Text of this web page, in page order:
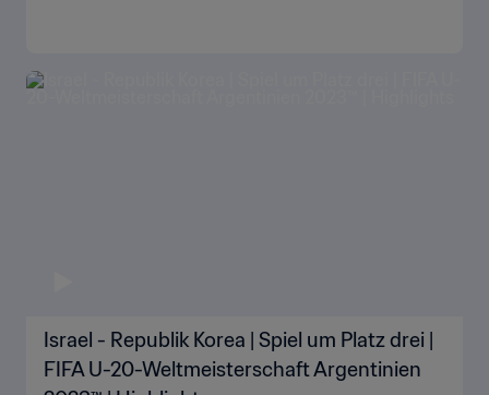
Israel - Republik Korea | Spiel um Platz drei |
FIFA U-20-Weltmeisterschaft Argentinien